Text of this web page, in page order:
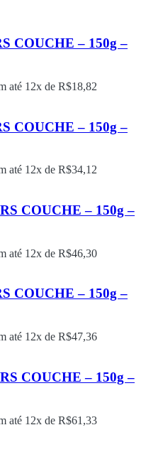
COUCHE – 150g –
até 12x de R$18,82
COUCHE – 150g –
até 12x de R$34,12
COUCHE – 150g –
até 12x de R$46,30
COUCHE – 150g –
até 12x de R$47,36
COUCHE – 150g –
até 12x de R$61,33